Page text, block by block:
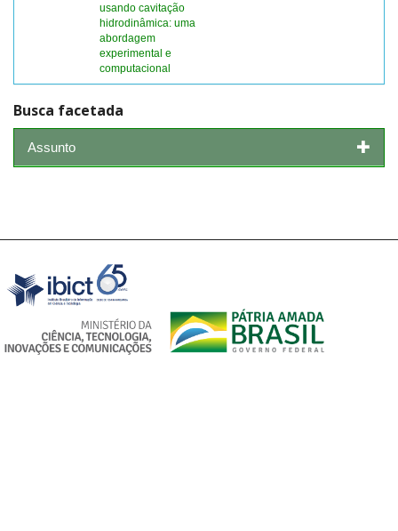
usando cavitação
hidrodinâmica: uma
abordagem
experimental e
computacional
Busca facetada
Assunto